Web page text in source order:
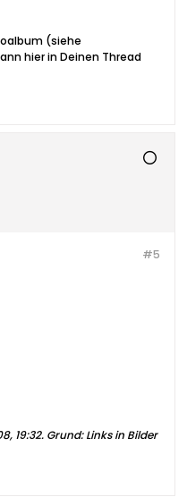
(siehe
hier in Deinen Thread
#5
19:32. Grund:Links in Bilder